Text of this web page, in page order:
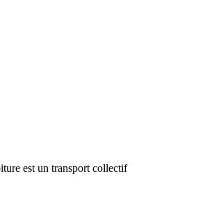
est un transport collectif